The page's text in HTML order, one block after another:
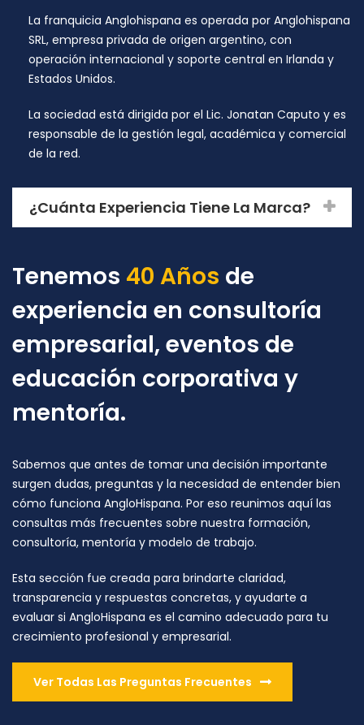
La franquicia Anglohispana es operada por Anglohispana
SRL, empresa privada de origen argentino, con
operación internacional y soporte central en Irlanda y
Estados Unidos.
La sociedad está dirigida por el Lic. Jonatan Caputo y es
responsable de la gestión legal, académica y comercial
de la red.
¿Cuánta Experiencia Tiene La Marca?
Tenemos 40 Años de
experiencia en consultoría
empresarial, eventos de
educación corporativa y
mentoría.
Sabemos que antes de tomar una decisión importante
surgen dudas, preguntas y la necesidad de entender bien
cómo funciona AngloHispana. Por eso reunimos aquí las
consultas más frecuentes sobre nuestra formación,
consultoría, mentoría y modelo de trabajo.
Esta sección fue creada para brindarte claridad,
transparencia y respuestas concretas, y ayudarte a
evaluar si AngloHispana es el camino adecuado para tu
crecimiento profesional y empresarial.
Ver Todas Las Preguntas Frecuentes